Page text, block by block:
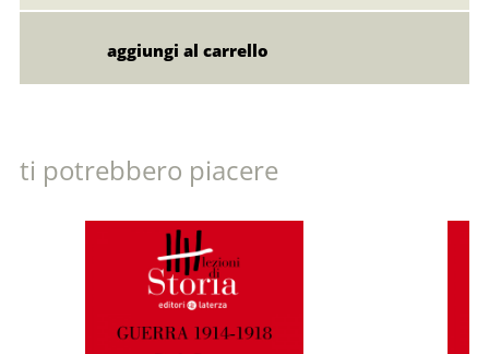
ti potrebbero piacere